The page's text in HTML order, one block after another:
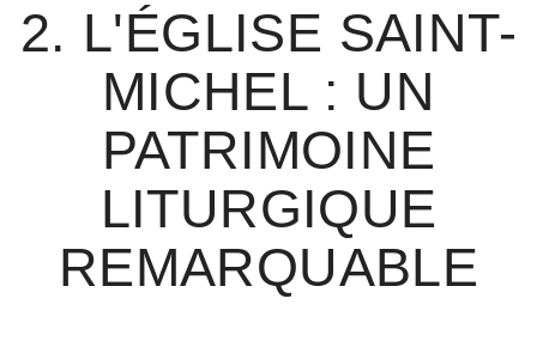
2. L'ÉGLISE SAINT-
MICHEL : UN
PATRIMOINE
LITURGIQUE
REMARQUABLE